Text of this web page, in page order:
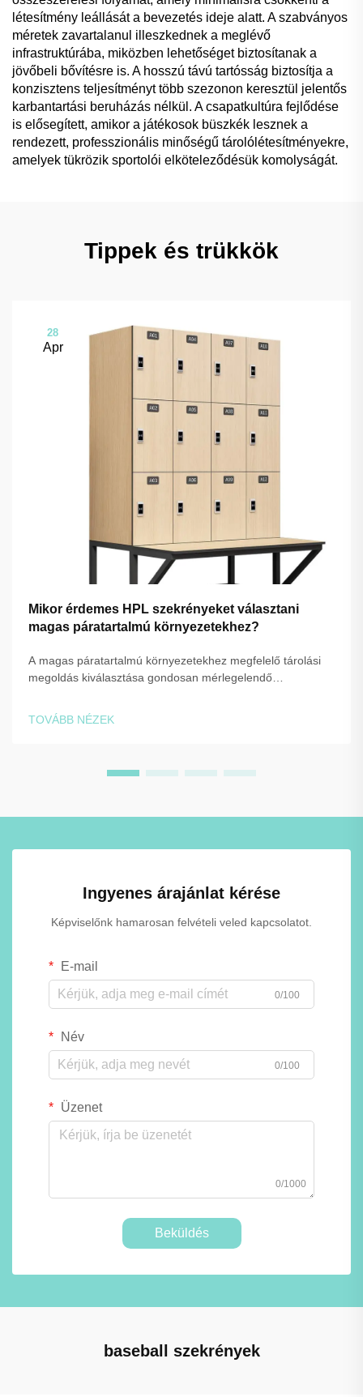
létesítmény leállását a bevezetés ideje alatt. A szabványos
méretek zavartalanul illeszkednek a meglévő
infrastruktúrába, miközben lehetőséget biztosítanak a
jövőbeli bővítésre is. A hosszú távú tartósság biztosítja a
konzisztens teljesítményt több szezonon keresztül jelentős
karbantartási beruházás nélkül. A csapatkultúra fejlődése
is elősegített, amikor a játékosok büszkék lesznek a
rendezett, professzionális minőségű tárolólétesítményekre,
amelyek tükrözik sportolói elköteleződésük komolyságát.
Tippek és trükkök
28
Apr
Mikor érdemes HPL szekrényeket választani
magas páratartalmú környezetekhez?
A magas páratartalmú környezetekhez megfelelő tárolási
megoldás kiválasztása gondosan mérlegelendő
karbantartási igényeket igényel. Amikor egy létesítmény
TOVÁBB NÉZEK
Ingyenes árajánlat kérése
Képviselőnk hamarosan felvételi veled kapcsolatot.
E-mail
0/100
Név
0/100
Üzenet
0/1000
Beküldés
baseball szekrények